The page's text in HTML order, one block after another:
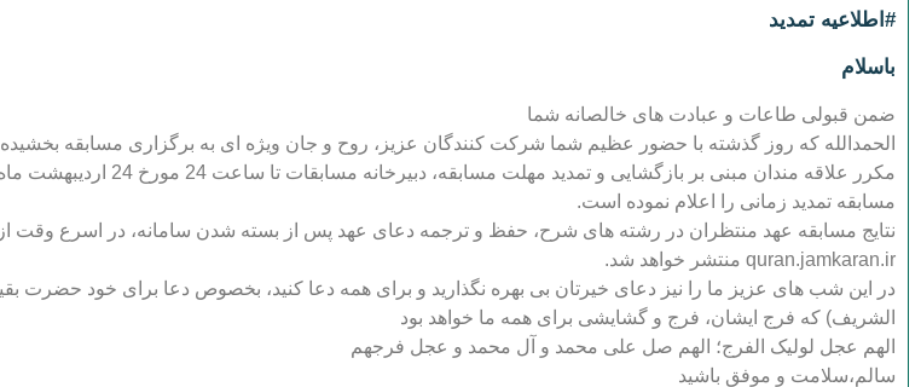
#اطلاعیه تمدید
باسلام
ضمن قبولی طاعات و عبادت های خالصانه شما
الحمدالله که روز گذشته با حضور عظیم شما شرکت کنندگان عزیز، روح و جان ویژه ای به برگزاری مسابقه
مسابقه تمدید زمانی را اعلام نموده است.
نتایج مسابقه عهد منتظران در رشته های شرح، حفظ و ترجمه دعای عهد پس از بسته شدن سامانه، در اسرع وقت
quran.jamkaran.ir منتشر خواهد شد.
در این شب های عزیز ما را نیز دعای خیرتان بی بهره نگذارید و برای همه دعا کنید، بخصوص دعا برای خود حضرت
الشریف) که فرج ایشان، فرج و گشایشی برای همه ما خواهد بود
الهم عجل لولیک الفرج؛ الهم صل علی محمد و آل محمد و عجل فرجهم
سالم،سلامت و موفق باشید